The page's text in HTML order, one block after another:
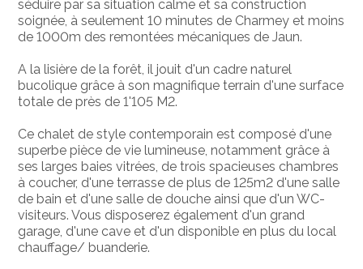
séduire par sa situation calme et sa construction
soignée, à seulement 10 minutes de Charmey et moins
de 1000m des remontées mécaniques de Jaun.
A la lisière de la forêt, il jouit d'un cadre naturel
bucolique grâce à son magnifique terrain d'une surface
totale de près de 1'105 M2.
Ce chalet de style contemporain est composé d'une
superbe pièce de vie lumineuse, notamment grâce à
ses larges baies vitrées, de trois spacieuses chambres
à coucher, d'une terrasse de plus de 125m2 d'une salle
de bain et d'une salle de douche ainsi que d'un WC-
visiteurs. Vous disposerez également d'un grand
garage, d'une cave et d'un disponible en plus du local
chauffage/ buanderie.